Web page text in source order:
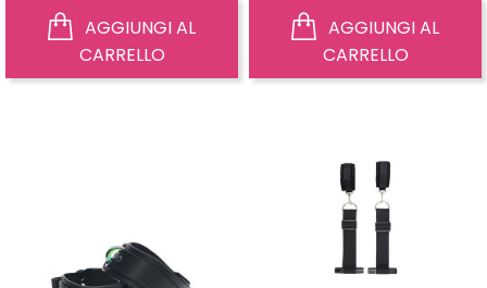
CARRELLO
CARRELLO